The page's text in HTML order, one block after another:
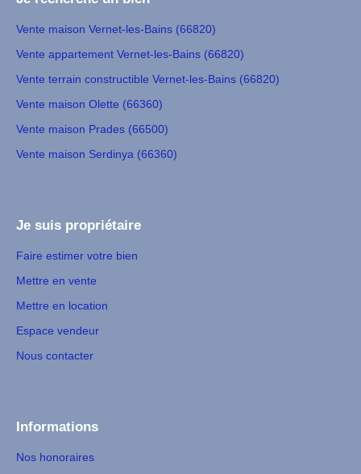
Vente maison Vernet-les-Bains (66820)
Vente appartement Vernet-les-Bains (66820)
Vente terrain constructible Vernet-les-Bains (66820)
Vente maison Olette (66360)
Vente maison Prades (66500)
Vente maison Serdinya (66360)
Je suis propriétaire
Faire estimer votre bien
Mettre en vente
Mettre en location
Espace vendeur
Nous contacter
Informations
Nos honoraires